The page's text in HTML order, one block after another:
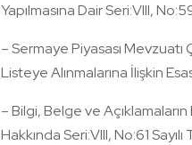
Yapılmasına Dair Seri:VIII,
– Sermaye Piyasası
Listeye Alınmalarına İlişkin
– Bilgi, Belge ve
Hakkında Seri:VIII, No:61